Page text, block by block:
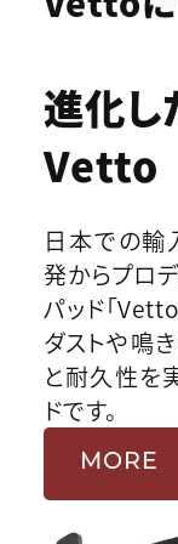
進化し
Vetto
日本での輸
発からプロ
パッド「
ダストや鳴
と耐久性を
ドです。
MORE